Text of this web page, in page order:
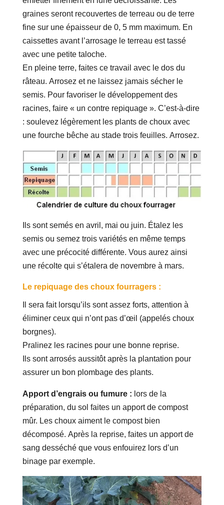
graines seront recouvertes de terreau ou de terre
fine sur une épaisseur de 0, 5 mm maximum. En
caissettes avant l’arrosage le terreau est tassé
avec une petite taloche.
En pleine terre, faites ce travail avec le dos du
râteau. Arrosez et ne laissez jamais sécher le
semis. Pour favoriser le développement des
racines, faire « un contre repiquage ». C’est-à-dire
: soulevez légèrement les plants de choux avec
une fourche bêche au stade trois feuilles. Arrosez.
Ils sont semés en avril, mai ou juin. Étalez les
semis ou semez trois variétés en même temps
avec une précocité différente. Vous aurez ainsi
une récolte qui s’étalera de novembre à mars.
Le repiquage des choux fourragers :
Il sera fait lorsqu’ils sont assez forts, attention à
éliminer ceux qui n’ont pas d’œil (appelés choux
borgnes).
Pralinez les racines pour une bonne reprise.
Ils sont arrosés aussitôt après la plantation pour
assurer un bon plombage des plants.
Apport d’engrais ou fumure : lors de la
préparation, du sol faites un apport de compost
mûr. Les choux aiment le compost bien
décomposé. Après la reprise, faites un apport de
sang desséché que vous enfouirez lors d’un
binage par exemple.